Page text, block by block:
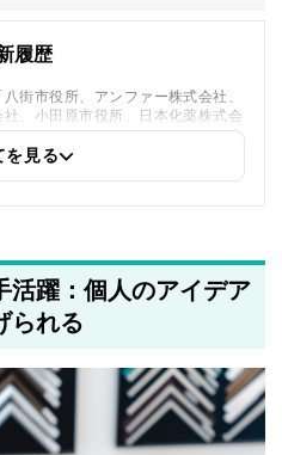
履歴
街市役所、アンファー株式会社、
、小田原市役所、日本化薬株式会
した
を見る
活躍：個人のアイデア
られる